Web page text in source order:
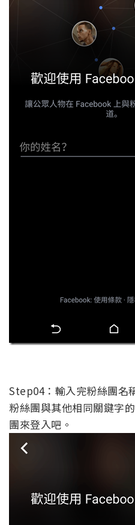
Step04：輸入完粉絲團名
粉絲團與其他相同關鍵字
團來登入吧。